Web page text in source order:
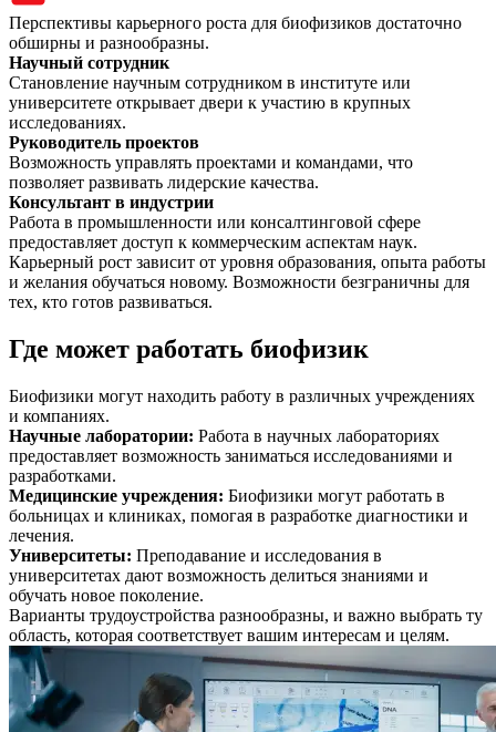
Перспективы карьерного роста для биофизиков достаточно
обширны и разнообразны.
Научный сотрудник
Становление научным сотрудником в институте или
университете открывает двери к участию в крупных
исследованиях.
Руководитель проектов
Возможность управлять проектами и командами, что
позволяет развивать лидерские качества.
Консультант в индустрии
Работа в промышленности или консалтинговой сфере
предоставляет доступ к коммерческим аспектам наук.
Карьерный рост зависит от уровня образования, опыта работы
и желания обучаться новому. Возможности безграничны для
тех, кто готов развиваться.
Где может работать биофизик
Биофизики могут находить работу в различных учреждениях
и компаниях.
Научные лаборатории: Работа в научных лабораториях
предоставляет возможность заниматься исследованиями и
разработками.
Медицинские учреждения: Биофизики могут работать в
больницах и клиниках, помогая в разработке диагностики и
лечения.
Университеты: Преподавание и исследования в
университетах дают возможность делиться знаниями и
обучать новое поколение.
Варианты трудоустройства разнообразны, и важно выбрать ту
область, которая соответствует вашим интересам и целям.